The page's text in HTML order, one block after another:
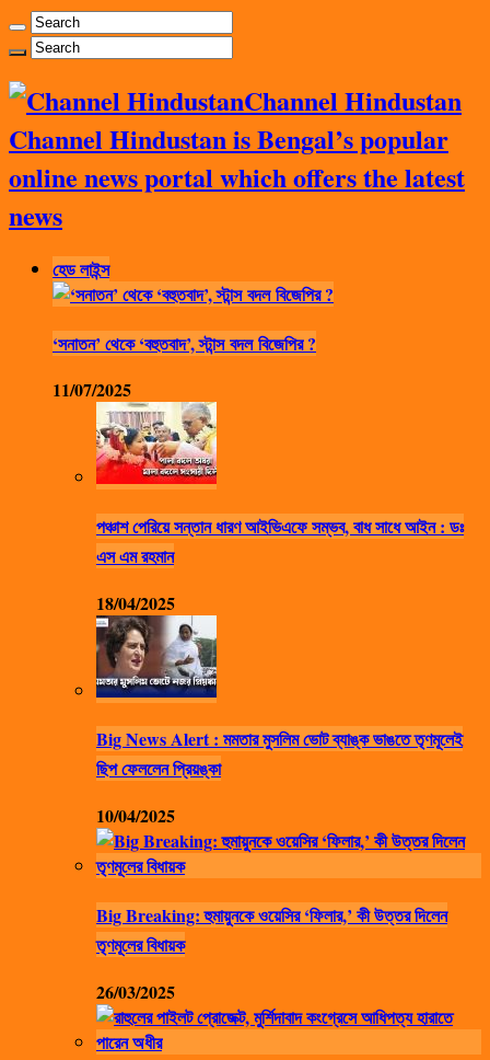
Channel Hindustan
Channel Hindustan is Bengal’s popular
online news portal which offers the latest
news
হেড লাইন্স
‘সনাতন’ থেকে ‘বহুতবাদ’, স্টান্স বদল বিজেপির ?
11/07/2025
পঞ্চাশ পেরিয়ে সন্তান ধারণ আইভিএফে সম্ভব, বাধ সাধে আইন : ডঃ
এস এম রহমান
18/04/2025
Big News Alert : মমতার মুসলিম ভোট ব্যাঙ্ক ভাঙতে তৃণমূলেই
ছিপ ফেললেন প্রিয়ঙ্কা
10/04/2025
Big Breaking: হুমায়ুনকে ওয়েসির ‘ফিলার,’ কী উত্তর দিলেন
তৃণমূলের বিধায়ক
26/03/2025